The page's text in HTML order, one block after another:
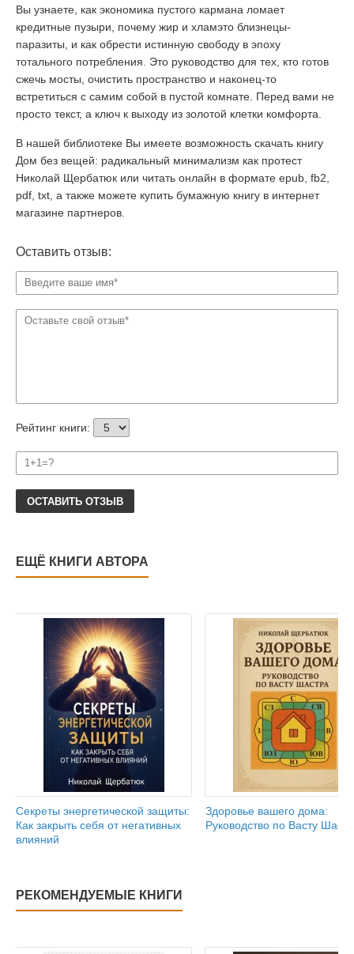
Вы узнаете, как экономика пустого кармана ломает
кредитные пузыри, почему жир и хламэто близнецы-
паразиты, и как обрести истинную свободу в эпоху
тотального потребления. Это руководство для тех, кто готов
сжечь мосты, очистить пространство и наконец-то
встретиться с самим собой в пустой комнате. Перед вами не
просто текст, а ключ к выходу из золотой клетки комфорта.
В нашей библиотеке Вы имеете возможность скачать книгу
Дом без вещей: радикальный минимализм как протест
Николай Щербатюк или читать онлайн в формате epub, fb2,
pdf, txt, а также можете купить бумажную книгу в интернет
магазине партнеров.
Оставить отзыв:
Рейтинг книги:
ОСТАВИТЬ ОТЗЫВ
ЕЩЁ КНИГИ АВТОРА
Секреты энергетической защиты:
Как закрыть себя от негативных
влияний
Здоровье вашего дома:
Руководство по Васту
РЕКОМЕНДУЕМЫЕ КНИГИ